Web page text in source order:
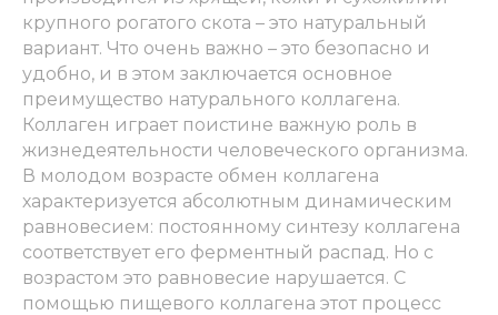
крупного рогатого скота – это натуральный
вариант. Что очень важно – это безопасно и
удобно, и в этом заключается основное
преимущество натурального коллагена.
Коллаген играет поистине важную роль в
жизнедеятельности человеческого организма.
В молодом возрасте обмен коллагена
характеризуется абсолютным динамическим
равновесием: постоянному синтезу коллагена
соответствует его ферментный распад. Но с
возрастом это равновесие нарушается. С
помощью пищевого коллагена этот процесс